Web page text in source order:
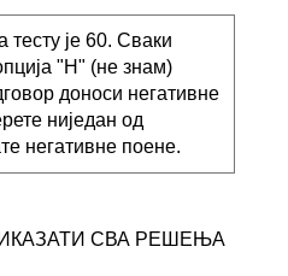
тесту је 60. Сваки
"Н" (не знам)
доноси негативне
ниједан од
негативне поене.
СВА РЕШЕЊА